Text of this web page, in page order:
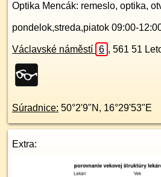
Optika Mencák: remeslo, optika,
pondelok,streda,piatok 09:00-
Václavské náměstí 6 , 561 51
Súradnice: 50°2'9"N , 16°29'53"E
Extra: